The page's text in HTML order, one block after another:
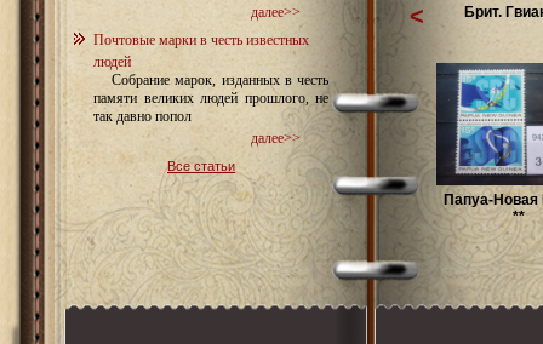
далее>>
Почтовые марки в честь известных
людей
Собрание марок, изданных в честь
памяти великих людей прошлого, не
так давно попол
далее>>
Все статьи
Брит.
Папуа-Новая
**
<